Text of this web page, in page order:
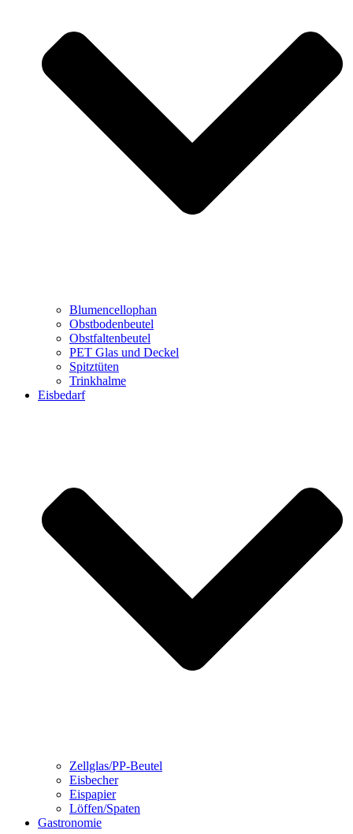
Blumencellophan
Obstbodenbeutel
Obstfaltenbeutel
PET Glas und Deckel
Spitztüten
Trinkhalme
Eisbedarf
Zellglas/PP-Beutel
Eisbecher
Eispapier
Löffen/Spaten
Gastronomie